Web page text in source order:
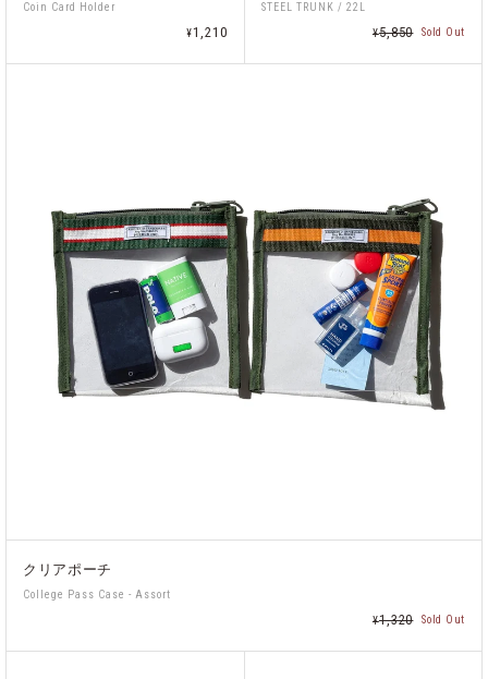
Coin Card Holder
¥1,210
STEEL TRUNK / 22L
¥5,850 Sold Out
クリアポーチ
College Pass Case - Assort
¥1,320 Sold Out